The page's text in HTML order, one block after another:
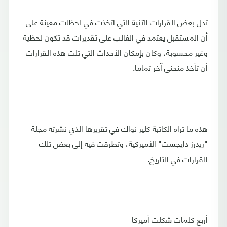
تدل بعض القرارات الآنية التي اتخذت في لحظات معينة على
أن المستقبل يعتمد في الغالب على تقديرات قد تكون لحظية
وغير محسوبة، وكان بإمكان الأحداث التي تلت هذه القرارات
أن تأخذ منحنى آخر تماما.
هذه ما تراه الكاتبة كلير نواك في تقريرها الذي نشرته مجلة
"ريدرز دايجست" الأميركية، وتطرقت فيه إلى بعض تلك
القرارات في التاريخ.
أربع كلمات شكلت أميركا